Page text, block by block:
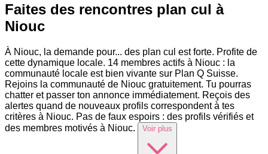
Faites des rencontres plan cul à
Niouc
À Niouc, la demande pour... des plan cul est forte. Profite de
cette dynamique locale. 14 membres actifs à Niouc : la
communauté locale est bien vivante sur Plan Q Suisse.
Rejoins la communauté de Niouc gratuitement. Tu pourras
chatter et passer ton annonce immédiatement. Reçois des
alertes quand de nouveaux profils correspondent à tes
critères à Niouc. Pas de faux espoirs : des profils vérifiés et
des membres motivés à Niouc.
Voir plus